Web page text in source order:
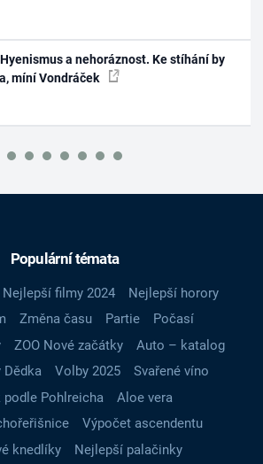
a nehoráznost. Ke stíhání by
míní Vondráček
Populární témata
Nejlepší filmy 2024
Nejlepší horory
Změna času Partie
Počasí
ZOO Nové začátky
Auto – katalog
Dědka
Volby 2025
Svařené víno
podle Pohlreicha
Aloe vera
Výpočet ascendentu
knedlíky
Nejlepší palačinky